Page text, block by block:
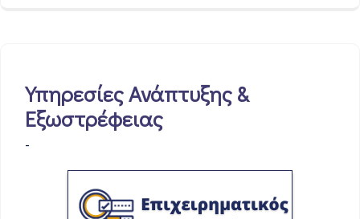
Υπηρεσίες Ανάπτυξης &
Εξωστρέφειας
-